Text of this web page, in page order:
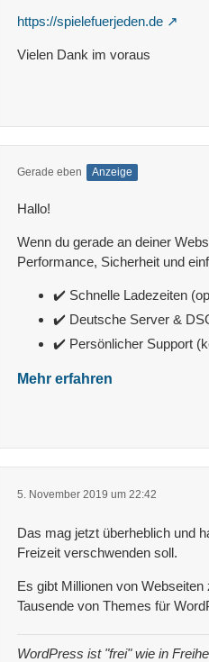
https://spielefuerjeden.de
Vielen Dank im voraus
Gerade eben Anzeige
Hallo!
Wenn du gerade an deiner
Performance, Sicherheit und
✔️ Schnelle Ladezeiten
✔️ Deutsche Server &
✔️ Persönlicher Support
Mehr erfahren
5. November 2019 um 22:42
Das mag jetzt überheblich und
Freizeit verschwenden soll.
Es gibt Millionen von
Tausende von Themes für
WordPress ist "frei" wie in